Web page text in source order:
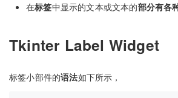
在标签中显示的文本或文本的部分有各
Tkinter Label Widget
标签小部件的语法如下所示，